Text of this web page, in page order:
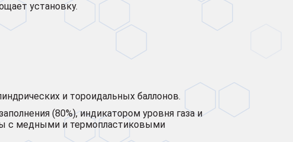
установку.
и тороидальных баллонов.
(80%), индикатором уровня газа и
с медными и термопластиковыми